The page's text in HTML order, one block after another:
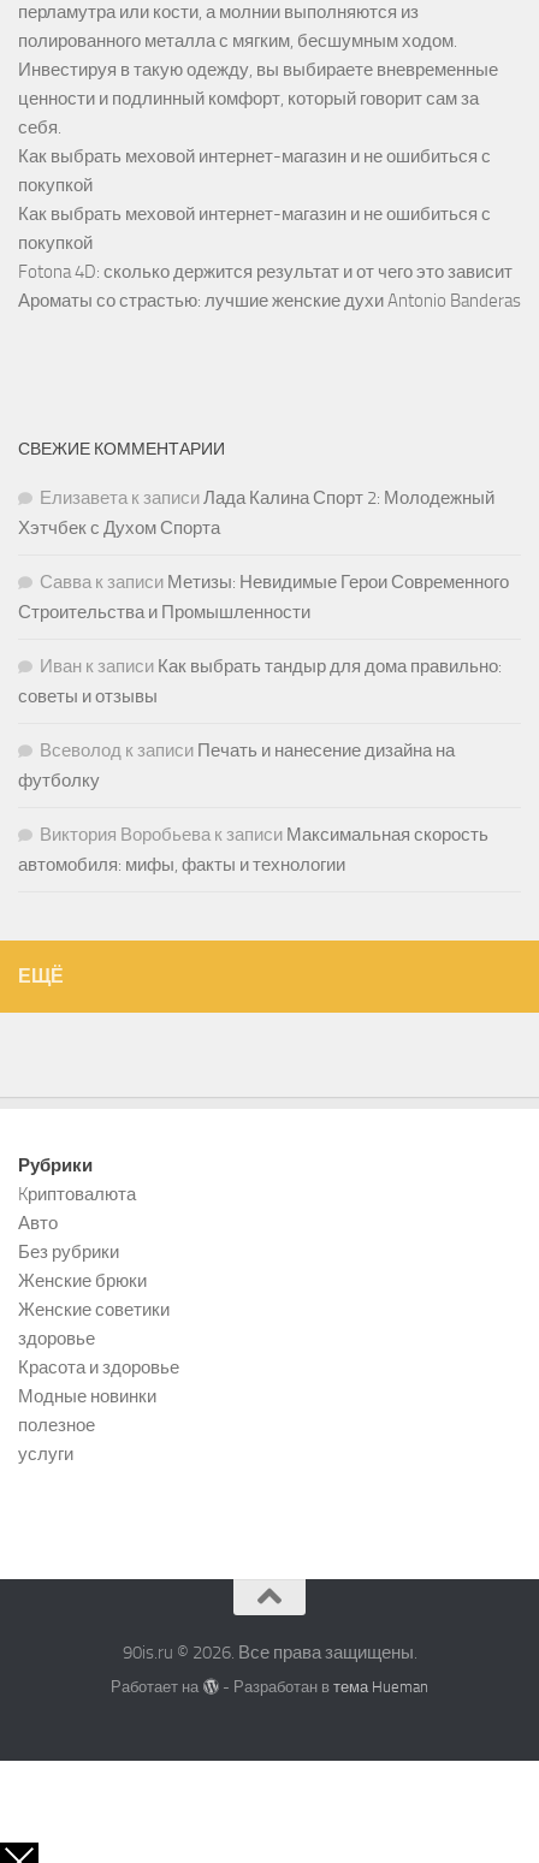
перламутра или кости, а молнии выполняются из
полированного металла с мягким, бесшумным ходом.
Инвестируя в такую одежду, вы выбираете вневременные
ценности и подлинный комфорт, который говорит сам за
себя.
Как выбрать меховой интернет-магазин и не ошибиться с
покупкой
Как выбрать меховой интернет-магазин и не ошибиться с
покупкой
Fotona 4D: сколько держится результат и от чего это зависит
Ароматы со страстью: лучшие женские духи Antonio Banderas
СВЕЖИЕ КОММЕНТАРИИ
Елизаветак записиЛада Калина Спорт 2: Молодежный
Хэтчбек с Духом Спорта
Саввак записи Метизы: Невидимые Герои Современного
Строительства и Промышленности
Иван к записи Как выбрать тандыр для дома правильно:
советы и отзывы
Всеволод к записи Печать и нанесение дизайна на
футболку
Виктория Воробьевак записи Максимальная скорость
автомобиля: мифы, факты и технологии
ЕЩЁ
Рубрики
Kриптовалюта
Авто
Без рубрики
Женские брюки
Женские советики
здоровье
Красота и здоровье
Модные новинки
полезное
услуги
90is.ru © 2026. Все права защищены.
Работает на - Разработан в тема Hueman